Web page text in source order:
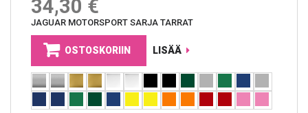
34,30 €
JAGUAR MOTORSPORT SARJA TARRAT
OSTOSKORIIN LISÄÄ